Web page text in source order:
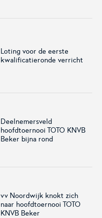
Dugout
Loting voor de eerste
kwalificatieronde verricht
Deelnemersveld
hoofdtoernooi TOTO KNVB
Beker bijna rond
vv Noordwijk knokt zich
naar hoofdtoernooi TOTO
KNVB Beker